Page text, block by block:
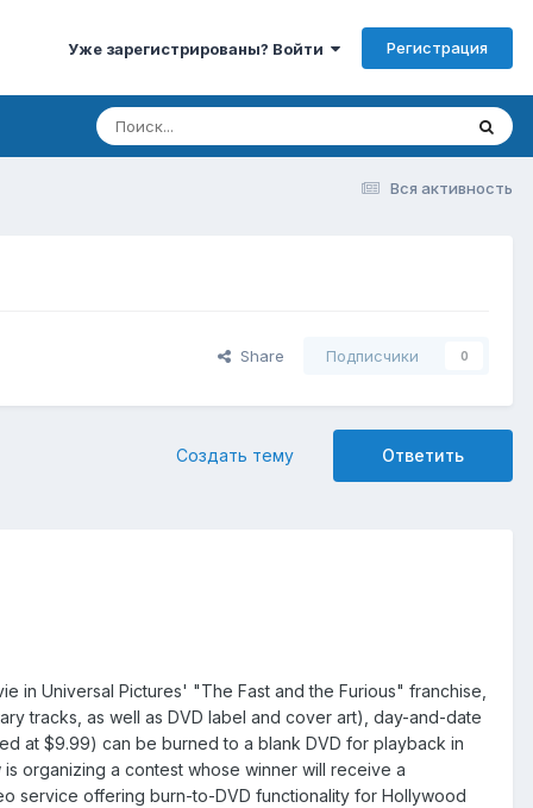
Уже зарегистрированы? Войти Регистрация
Вся активность
Share Подписчики 0
Ответить
Создать тему
in Universal Pictures' "The Fast and the Furious" franchise,
tracks, as well as DVD label and cover art), day-and-date
at $9.99) can be burned to a blank DVD for playback in
organizing a contest whose winner will receive a
service offering burn-to-DVD functionality for Hollywood